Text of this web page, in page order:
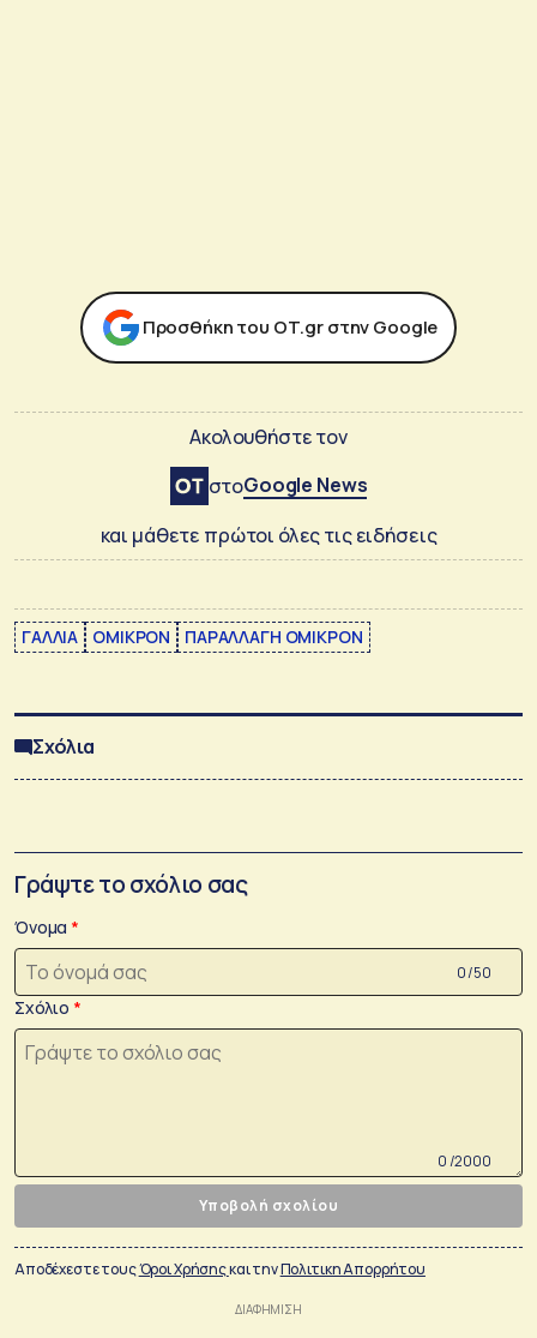
Προσθήκη του ΟΤ.gr στην Google
Ακολουθήστε τον
στοGoogle News
και μάθετε πρώτοι όλες τις ειδήσεις
ΓΑΛΛΙΑ ΟΜΙΚΡΟΝ ΠΑΡΑΛΛΑΓΗ ΟΜΙΚΡΟΝ
Σχόλια
Γράψτε το σχόλιο σας
Όνομα
0 /50
Σχόλιο
0 /2000
Υποβολή σχολίου
Αποδέχεστε τουςΌροι Χρήσηςκαι τηνΠολιτικη Απορρήτου